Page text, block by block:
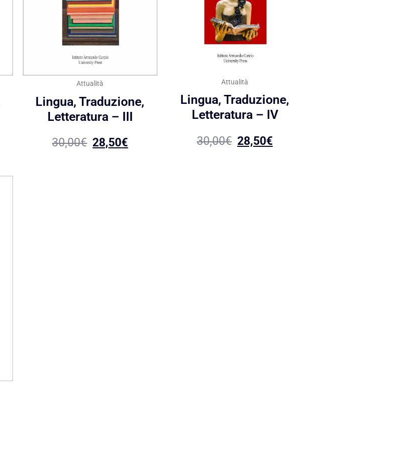
Attualità
Lingua, Traduzione,
Letteratura – III
30,00€ 28,50€
Attualità
Lingua, Traduzione,
Letteratura – IV
30,00€ 28,50€